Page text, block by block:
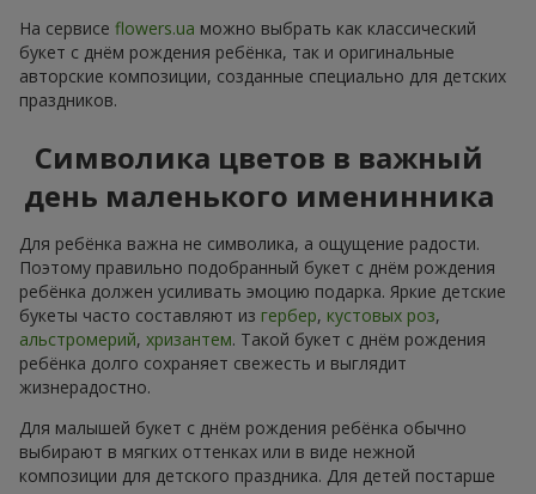
На сервисе flowers.ua можно выбрать как классический
букет с днём рождения ребёнка, так и оригинальные
авторские композиции, созданные специально для детских
праздников.
Символика цветов в важный
день маленького именинника
Для ребёнка важна не символика, а ощущение радости.
Поэтому правильно подобранный букет с днём рождения
ребёнка должен усиливать эмоцию подарка. Яркие детские
букеты часто составляют из гербер, кустовых роз,
альстромерий, хризантем. Такой букет с днём рождения
ребёнка долго сохраняет свежесть и выглядит
жизнерадостно.
Для малышей букет с днём рождения ребёнка обычно
выбирают в мягких оттенках или в виде нежной
композиции для детского праздника. Для детей постарше